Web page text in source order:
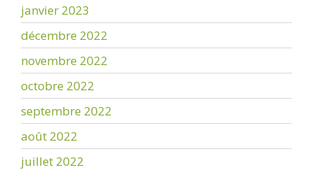
janvier 2023
décembre 2022
novembre 2022
octobre 2022
septembre 2022
août 2022
juillet 2022